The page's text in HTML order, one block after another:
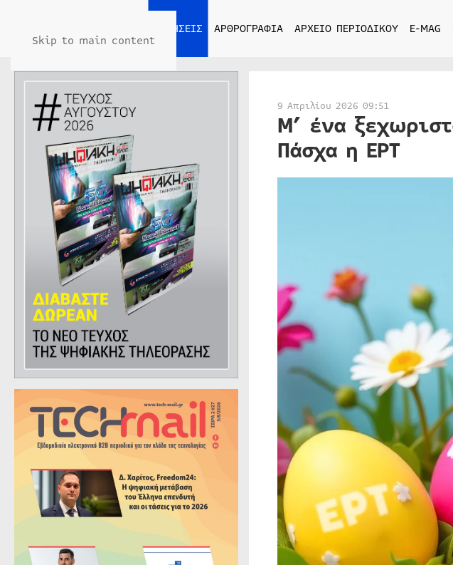
Skip to main content
ΕΙΔΗΣΕΙΣ ΑΡΘΡΟΓΡΑΦΙΑ ΑΡΧΕΙΟ ΠΕΡΙΟΔΙΚΟΥ E-MAG
9 Απριλίου 2026 09:51
Μ’ ένα
Πάσχα η ΕΡΤ